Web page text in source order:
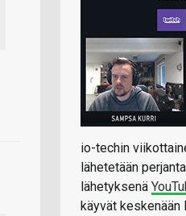
io-techin
lähetetään
lähetyksenä
käyvät keskenään